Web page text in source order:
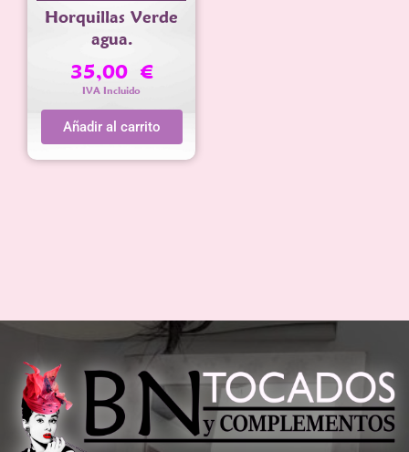
Horquillas Verde
agua.
35,00 €
IVA Incluido
Añadir al carrito